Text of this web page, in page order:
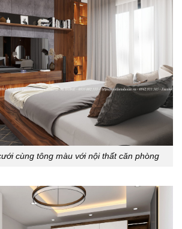
cùng tông màu với nội thất căn phòng